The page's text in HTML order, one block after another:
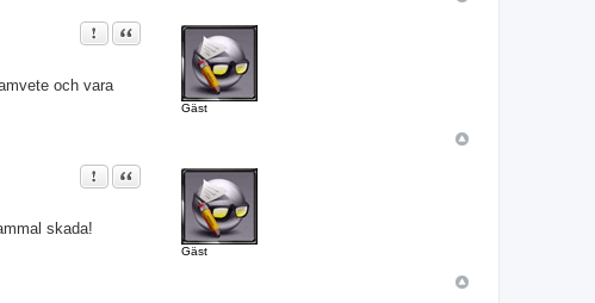
Gäst
Rapportera detta inlägg
Citat
och vara
Gäst
Rapportera detta inlägg
Citat
skada!